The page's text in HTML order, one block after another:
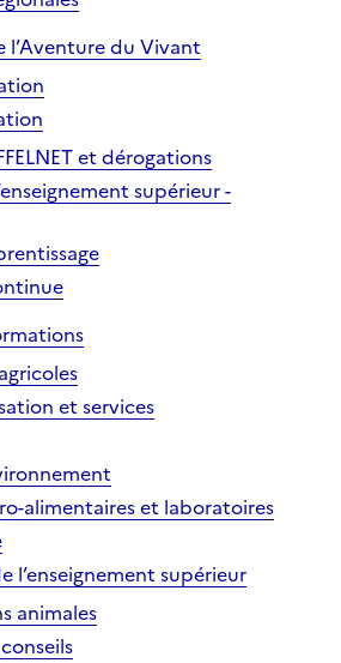
l’Aventure du Vivant
et dérogations
supérieur -
et services
alimentaires et laboratoires
l’enseignement supérieur
animales